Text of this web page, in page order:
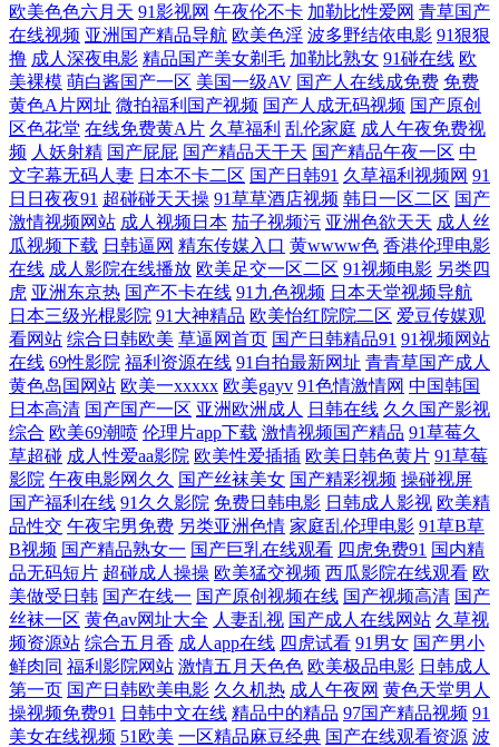
91国精产品视频 国产在线视频91 日韩一级视频 91欧美麻豆精品久久 久cao
在线 亚欧成人毛片 91网站直接观看 久久视频女人 性爱av导航 超碰人人草
尻屁 欧美极品另类 91国产A级视频 高清日韩av无码网址 五月激情久久破
91丝足网页 精品视频123 一本道大香蕉伊人5 国产精品免费久久 五月丁香
色图 97资源人妻 女同六区 51自拍网站超碰在线 91丝足 精品入口蜜桃入口
51福利视频 肏屄91社区 欧洲抠逼电影 91视频观看入口 久草福利91 夜射猫
97 www福利av 欧美成人官网 91视频蝌蚪 后入黑丝在线播放 亚洲的黄色
网址色悠悠 92AV在线 欧美国产综合 91成人看片视频 蜜桃一区二区亚洲
91免费在线观看资源站 麻豆精品视频专区 91黄在线观看免费版 国产久久
伊人精品在线 影音先锋中文字幕亚洲 东方AV免费网 日产国产欧美精美视
频 91视频福利导航 精品久久中文人妻免费 日韩亚洲网址 日韩网站3 91在
线网站 欧美性爱主站 91碰视频 九草热最新视频 亚洲日韩欧美自慰在线 肏
屄在线看 人妖专区 91青草在线观看 黑丝av导航 先锋影音av中文资源 超碰
老司机91 青青草原伊人网在线 91视频在线观看免费 免费黄污视频在线观
欧美色色六月天 91影视网 午夜伦不卡 加勒比性爱网 青草国产
在线视频 亚洲国产精品导航 欧美色淫 波多野结依电影 91狠狠
撸 成人深夜电影 精品国产美女剃毛 加勒比熟女 91碰在线 欧
美裸模 萌白酱国产一区 美国一级AV 国产人在线成免费 免费
黄色A片网址 微拍福利国产视频 国产人成无码视频 国产原创
区色花堂 在线免费黄A片 久草福利 乱伦家庭 成人午夜免费视
频 人妖射精 国产屁屁 国产精品天干天 国产精品午夜一区 中
文字幕无码人妻 日本不卡二区 国产日韩91 久草福利视频网 91
日日夜夜91 超碰碰天天操 91草草酒店视频 韩日一区二区 国产
激情视频网站 成人视频日本 茄子视频污 亚洲色欲天天 成人丝
瓜视频下载 日韩逼网 精东传媒入口 黄wwww色 香港伦理电影
在线 成人影院在线播放 欧美足交一区二区 91视频电影 另类四
虎 亚洲东京热 国产不卡在线 91九色视频 日本天堂视频导航
日本三级光棍影院 91大神精品 欧美怡红院院二区 爱豆传媒观
看网站 综合日韩欧美 草逼网首页 国产日韩精品91 91视频网站
在线 69性影院 福利资源在线 91自拍最新网址 青青草国产成人
黄色岛国网站 欧美一xxxxx 欧美gayv 91色情激情网 中国韩国
日本高清 国产国产一区 亚洲欧洲成人 日韩在线 久久国产影视
综合 欧美69潮喷 伦理片app下载 激情视频国产精品 91草莓久
草超碰 成人性爱aa影院 欧美性爱插插 欧美日韩色黄片 91草莓
影院 午夜电影网久久 国产丝袜美女 国产精彩视频 操碰视屏
国产福利在线 91久久影院 免费日韩电影 日韩成人影视 欧美精
品性交 午夜宅男免费 另类亚洲色情 家庭乱伦理电影 91草B草
B视频 国产精品熟女一 国产巨乳在线观看 四虎免费91 国内精
品无码短片 超碰成人操操 欧美猛交视频 西瓜影院在线观看 欧
美做受日韩 国产在线一 国产原创视频在线 国产视频高清 国产
丝袜一区 黄色av网址大全 人妻乱视 国产成人在线网站 久草视
频资源站 综合五月香 成人app在线 四虎试看 91男女 国产男小
鲜肉同 福利影院网站 激情五月天色色 欧美极品电影 日韩成人
第一页 国产日韩欧美电影 久久机热 成人午夜网 黄色天堂男人
操视频免费91 日韩中文在线 精品中的精品 97国产精品视频 91
美女在线视频 51欧美 一区精品麻豆经典 国产在线观看资源 波